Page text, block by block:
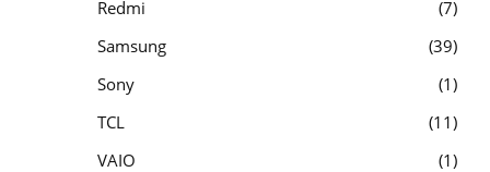
Redmi
7
Samsung
39
Sony
1
TCL
11
VAIO
1